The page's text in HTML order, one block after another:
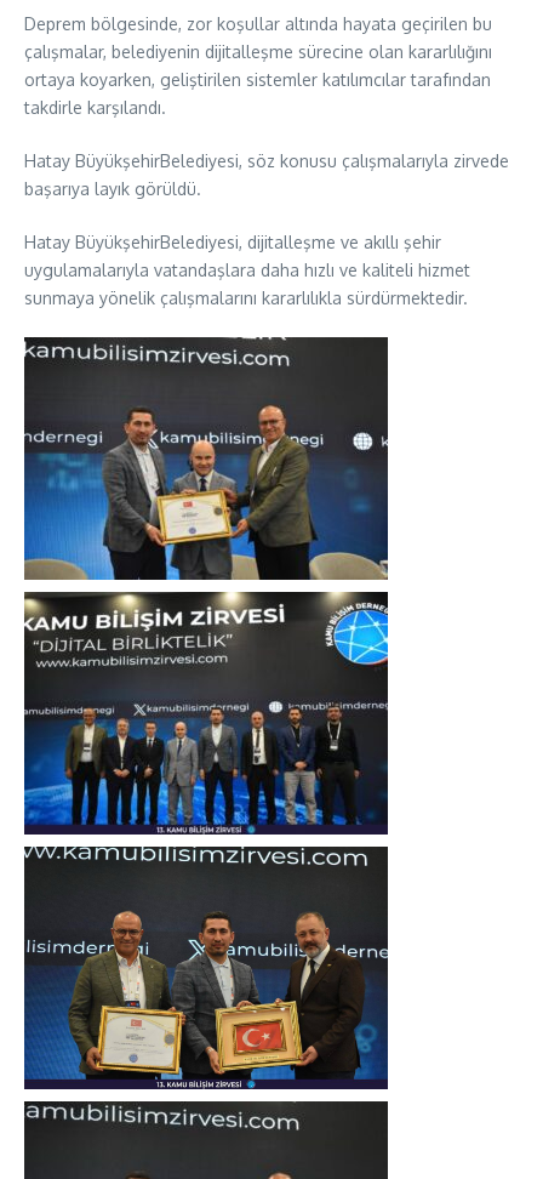
Deprem bölgesinde, zor koşullar altında hayata geçirilen bu
çalışmalar, belediyenin dijitalleşme sürecine olan kararlılığını
ortaya koyarken, geliştirilen sistemler katılımcılar tarafından
takdirle karşılandı.
Hatay BüyükşehirBelediyesi, söz konusu çalışmalarıyla zirvede
başarıya layık görüldü.
Hatay BüyükşehirBelediyesi, dijitalleşme ve akıllı şehir
uygulamalarıyla vatandaşlara daha hızlı ve kaliteli hizmet
sunmaya yönelik çalışmalarını kararlılıkla sürdürmektedir.